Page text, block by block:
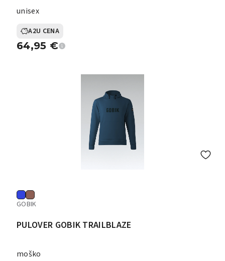
unisex
A2U CENA
64,95 €
GOBIK
PULOVER GOBIK TRAILBLAZE
moško